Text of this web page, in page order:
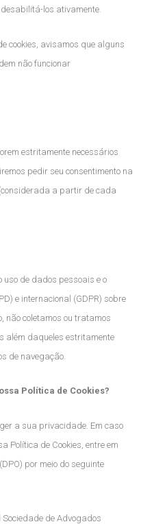
los ativamente.
cookies, avisamos que alguns
não funcionar
estritamente necessários
pedir seu consentimento na
a partir de cada
de dados pessoais e o
e internacional (GDPR) sobre
não coletamos ou tratamos
além daqueles estritamente
de navegação.
Política de Cookies?
a sua privacidade. Em caso
Política de Cookies, entre em
por meio do seguinte
de Advogados